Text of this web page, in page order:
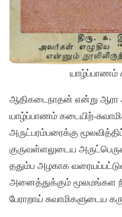
யாழ்ப்பாணம்
ஆதிகடைநாதன் என்று
யாழ்ப்பாணம் கடையிற்-
அருட்பரம்பரைக்கு
குருவள்ளலுடைய
ததும்ப அழகாக
அனைத்துக்கும் மூலமங்கள
பேராறாய் சுவாமிகளுடைய